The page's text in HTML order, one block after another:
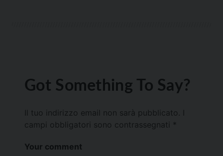
Got Something To Say?
Il tuo indirizzo email non sarà pubblicato.
campi obbligatori sono contrassegnati *
Your comment